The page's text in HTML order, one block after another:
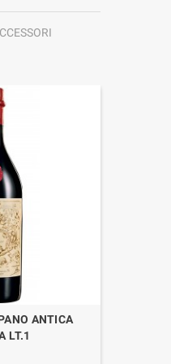
ANTICA
LT.1